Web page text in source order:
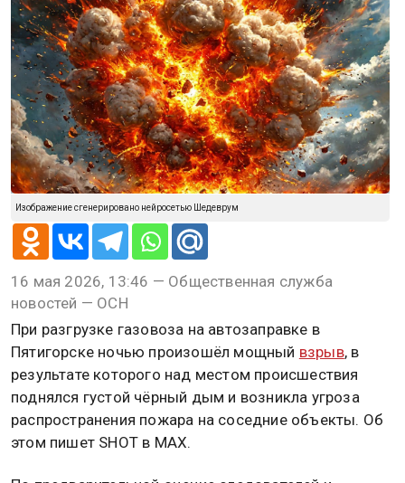
Изображение сгенерировано нейросетью Шедеврум
16 мая 2026, 13:46 — Общественная служба
новостей — ОСН
При разгрузке газовоза на автозаправке в
Пятигорске ночью произошёл мощный взрыв, в
результате которого над местом происшествия
поднялся густой чёрный дым и возникла угроза
распространения пожара на соседние объекты. Об
этом пишет SHOT в МАХ.